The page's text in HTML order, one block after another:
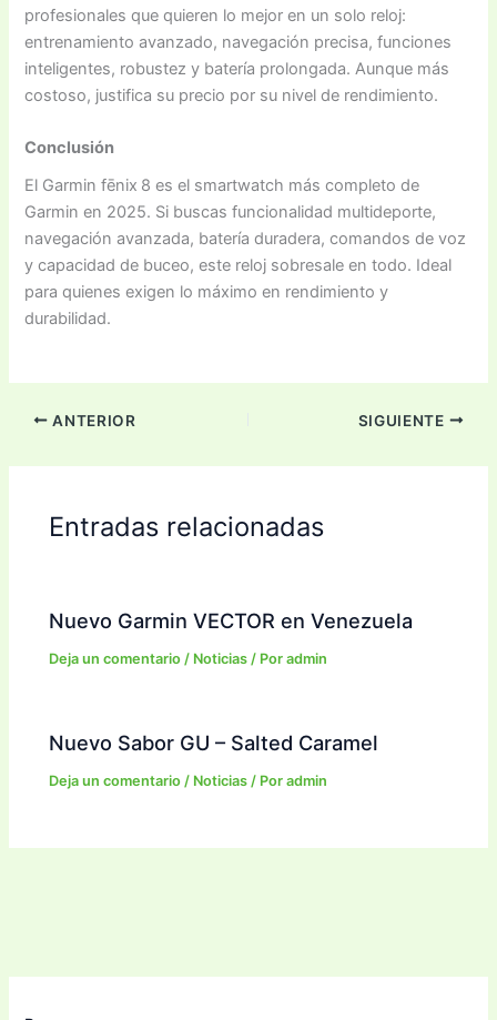
profesionales que quieren lo mejor en un solo reloj:
entrenamiento avanzado, navegación precisa, funciones
inteligentes, robustez y batería prolongada. Aunque más
costoso, justifica su precio por su nivel de rendimiento.
Conclusión
El Garmin fēnix 8 es el smartwatch más completo de
Garmin en 2025. Si buscas funcionalidad multideporte,
navegación avanzada, batería duradera, comandos de voz
y capacidad de buceo, este reloj sobresale en todo. Ideal
para quienes exigen lo máximo en rendimiento y
durabilidad.
ANTERIOR SIGUIENTE
Entradas relacionadas
Nuevo Garmin VECTOR en Venezuela
Deja un comentario / Noticias / Poradmin
Nuevo Sabor GU – Salted Caramel
Deja un comentario / Noticias / Poradmin